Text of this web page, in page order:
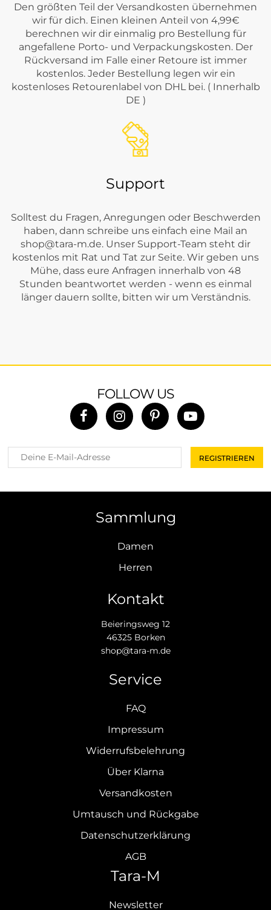
Den größten Teil der Versandkosten übernehmen
wir für dich. Einen kleinen Anteil von 4,99€
berechnen wir dir einmalig pro Bestellung für
angefallene Porto- und Verpackungskosten. Der
Rückversand im Falle einer Retoure ist immer
kostenlos. Jeder Bestellung legen wir ein
kostenloses Retourenlabel von DHL bei. ( Innerhalb
DE )
Support
Solltest du Fragen, Anregungen oder Beschwerden
haben, dann schreibe uns einfach eine Mail an
shop@tara-m.de. Unser Support-Team steht dir
kostenlos mit Rat und Tat zur Seite. Wir geben uns
Mühe, dass eure Anfragen innerhalb von 48
Stunden beantwortet werden - wenn es einmal
länger dauern sollte, bitten wir um Verständnis.
FOLLOW US
Sammlung
Damen
Herren
Kontakt
Beieringsweg 12
46325 Borken
shop@tara-m.de
Service
FAQ
Impressum
Widerrufsbelehrung
Über Klarna
Versandkosten
Umtausch und Rückgabe
Datenschutzerklärung
AGB
Tara-M
Newsletter